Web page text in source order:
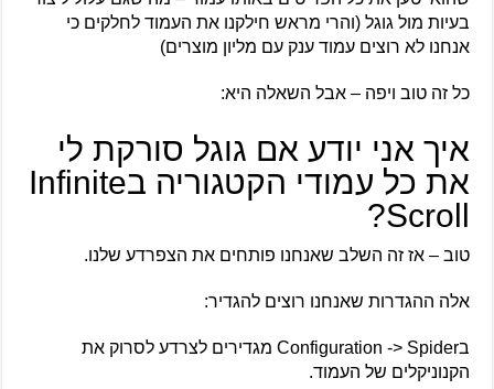
בעיות מול גוגל (והרי מראש חילקנו את העמוד לחלקים כי
אנחנו לא רוצים עמוד ענק עם מליון מוצרים)
כל זה טוב ויפה – אבל השאלה היא:
איך אני יודע אם גוגל סורקת לי
את כל עמודי הקטגוריה בInfinite
Scroll?
טוב – אז זה השלב שאנחנו פותחים את הצפרדע שלנו.
אלה ההגדרות שאנחנו רוצים להגדיר:
בConfiguration -> Spider מגדירים לצרדע לסרוק את
הקנוניקלים של העמוד.